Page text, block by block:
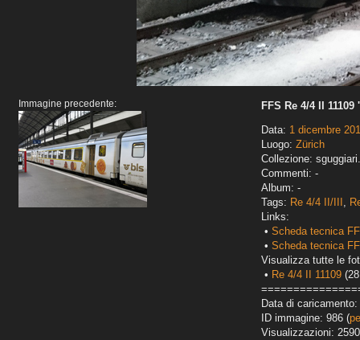
Immagine precedente:
FFS Re 4/4 II
Data: 1 dicembre
Luogo: Zürich
Collezione:
Commenti: -
Album: -
Tags: Re 4/4 II/III ,
Links:
• Scheda tecnica
• Scheda tecnica
Visualizza tutte le
• Re 4/4 II 11109
Data di caricamento:
ID immagine: 986 (
Visualizzazioni: 2590